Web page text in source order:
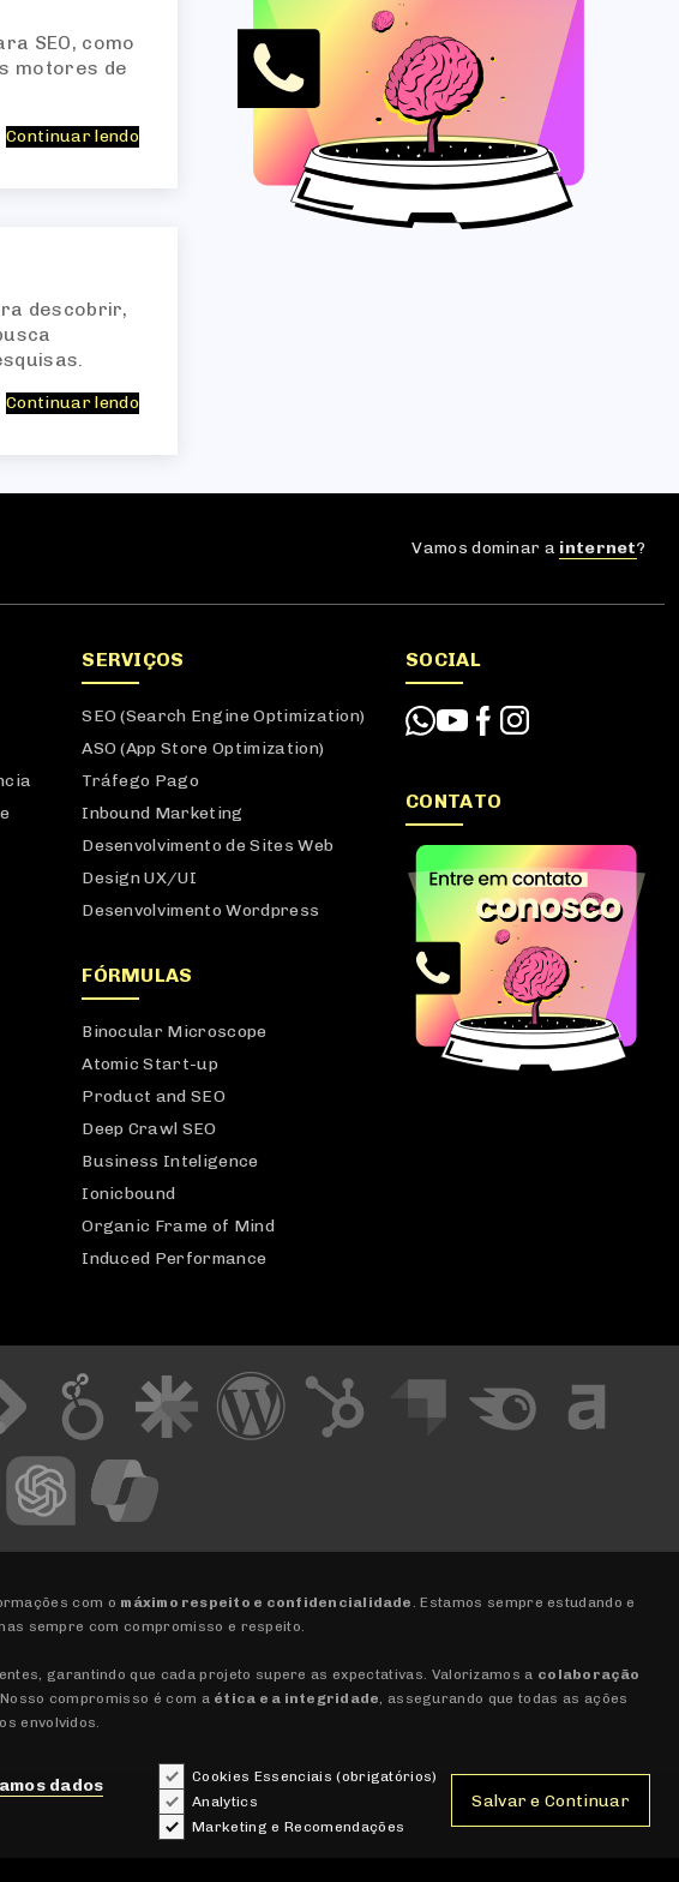
SEO, como
motores de
Continuar lendo
descobrir,
Continuar lendo
Vamos dominar a internet?
SERVIÇOS
SEO (Search Engine Optimization)
ASO (App Store Optimization)
Tráfego Pago
Inbound Marketing
Desenvolvimento de Sites Web
Design UX/UI
Desenvolvimento Wordpress
FÓRMULAS
Binocular Microscope
Atomic Start-up
Product and SEO
Deep Crawl SEO
Business Inteligence
Ionicbound
Organic Frame of Mind
Induced Performance
SOCIAL
CONTATO
com o máximo respeito e confidencialidade. Estamos sempre estudando e
sempre com compromisso e respeito.
garantindo que cada projeto supere as expectativas. Valorizamos a colaboração
compromisso é com a ética e a integridade, assegurando que todas as ações
envolvidos.
dados
Cookies Essenciais (obrigatórios)
Analytics
Marketing e Recomendações
Salvar e Continuar